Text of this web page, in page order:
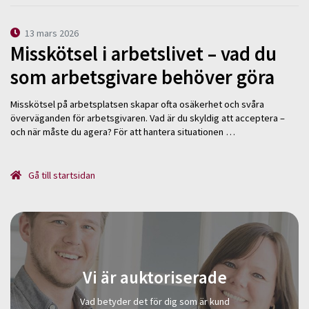
13 mars 2026
Misskötsel i arbetslivet – vad du
som arbetsgivare behöver göra
Misskötsel på arbetsplatsen skapar ofta osäkerhet och svåra
överväganden för arbetsgivaren. Vad är du skyldig att acceptera –
och när måste du agera? För att hantera situationen …
Gå till startsidan
Vi är auktoriserade
Vad betyder det för dig som är kund